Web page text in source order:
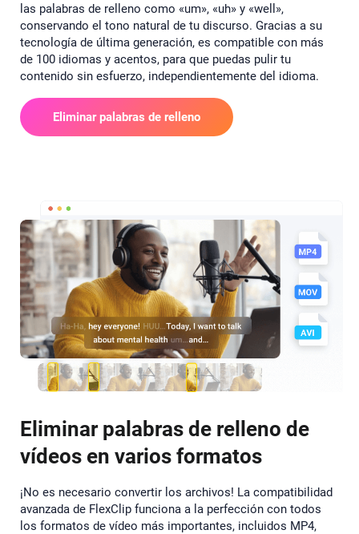
las palabras de relleno como «um», «uh» y «well»,
conservando el tono natural de tu discurso. Gracias a su
tecnología de última generación, es compatible con más
de 100 idiomas y acentos, para que puedas pulir tu
contenido sin esfuerzo, independientemente del idioma.
Eliminar palabras de relleno
Eliminar palabras de relleno de
vídeos en varios formatos
¡No es necesario convertir los archivos! La compatibilidad
avanzada de FlexClip funciona a la perfección con todos
los formatos de vídeo más importantes, incluidos MP4,